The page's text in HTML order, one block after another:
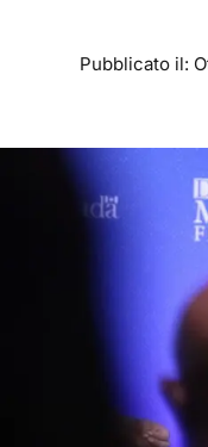
Pubblicato il: